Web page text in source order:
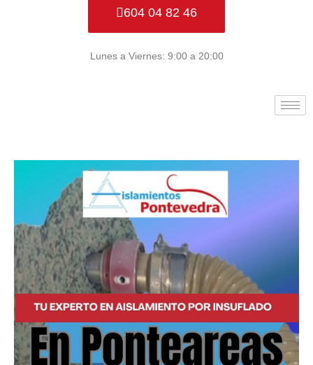
604 04 82 46
Lunes a Viernes: 9:00 a 20:00